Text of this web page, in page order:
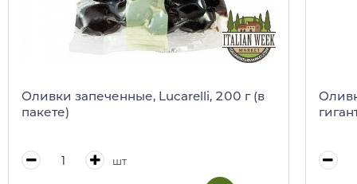
Оливки запеченные, Lucarelli, 200 г (в
пакете)
шт